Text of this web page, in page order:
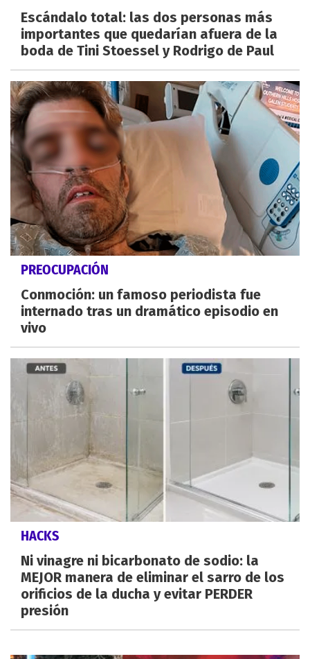
Escándalo total: las dos personas más
importantes que quedarían afuera de la
boda de Tini Stoessel y Rodrigo de Paul
PREOCUPACIÓN
Conmoción: un famoso periodista fue
internado tras un dramático episodio en
vivo
HACKS
Ni vinagre ni bicarbonato de sodio: la
MEJOR manera de eliminar el sarro de los
orificios de la ducha y evitar PERDER
presión